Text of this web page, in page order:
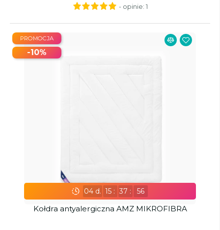
- opinie: 1
04d. 15 : 37 : 55
Kołdra antyalergiczna AMZ MIKROFIBRA
PROMOCJA
-10%